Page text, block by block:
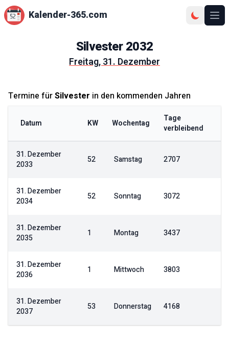
Kalender-365.com
Silvester2032
Freitag, 31. Dezember
Termine fürSilvester in den kommenden Jahren
Datum KW Wochentag
Tage
verbleibend
31. Dezember
2033
52 Samstag 2707
31. Dezember
2034
52 Sonntag 3072
31. Dezember
2035
1 Montag 3437
31. Dezember
2036
1 Mittwoch 3803
31. Dezember
2037
53 Donnerstag 4168